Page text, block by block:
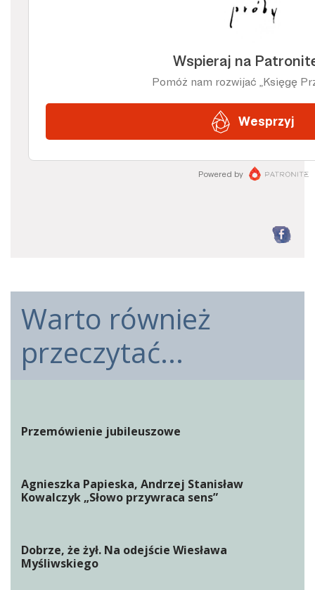
Warto również
przeczytać...
Przemówienie jubileuszowe
Agnieszka Papieska, Andrzej Stanisław
Kowalczyk „Słowo przywraca sens”
Dobrze, że żył. Na odejście Wiesława
Myśliwskiego